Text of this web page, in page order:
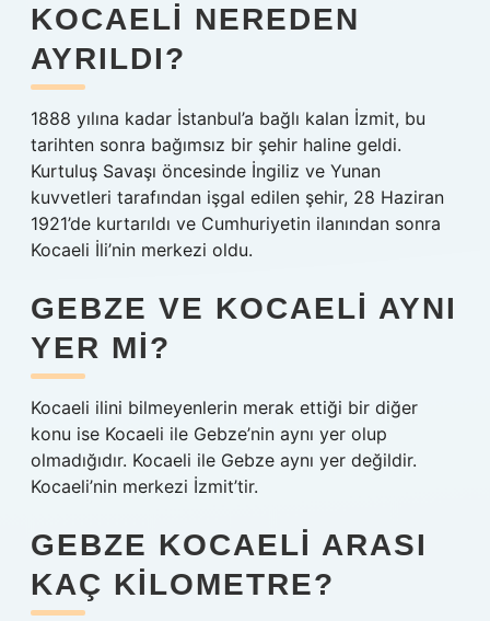
KOCAELI NEREDEN
AYRILDI?
1888 yılına kadar İstanbul’a bağlı kalan İzmit, bu
tarihten sonra bağımsız bir şehir haline geldi.
Kurtuluş Savaşı öncesinde İngiliz ve Yunan
kuvvetleri tarafından işgal edilen şehir, 28 Haziran
1921’de kurtarıldı ve Cumhuriyetin ilanından sonra
Kocaeli İli’nin merkezi oldu.
GEBZE VE KOCAELI AYNI
YER MI?
Kocaeli ilini bilmeyenlerin merak ettiği bir diğer
konu ise Kocaeli ile Gebze’nin aynı yer olup
olmadığıdır. Kocaeli ile Gebze aynı yer değildir.
Kocaeli’nin merkezi İzmit’tir.
GEBZE KOCAELI ARASI
KAÇ KILOMETRE?